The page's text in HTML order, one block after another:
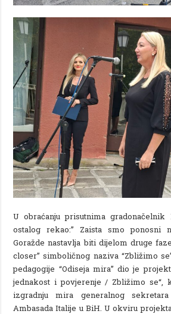
U obraćanju prisutnima
ostalog rekao:’’ Zaista smo ponosni
Goražde nastavlja biti dijelom druge
closer” simboličnog naziva “Zbližimo
pedagogije “Odiseja mira” dio je
jednakost i povjerenje / Zbližimo se“,
izgradnju mira generalnog
Ambasada Italije u BiH. U okviru